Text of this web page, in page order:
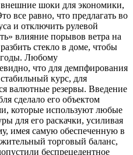
шоки для экономики,
все равно, что предлагать во
и отключить рулевой
влияние порывов ветра на
стекло в доме, чтобы
Любому
что для демпфирования
курс, для
валютные резервы. Введение
сделало его объектом
которые используют любые
для его раскачки, усиливая
имея самую обеспеченную в
торговый баланс,
беспрецедентное